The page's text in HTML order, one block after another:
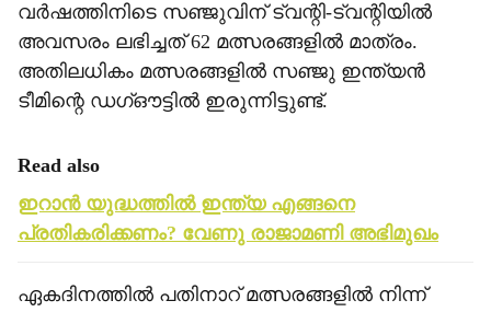
വര്‍ഷത്തിനിടെ സഞ്ജുവിന് ട്വന്റി-ട്വന്റിയില്‍
അവസരം ലഭിച്ചത് 62 മത്സരങ്ങളില്‍ മാത്രം.
അതിലധികം മത്സരങ്ങളില്‍ സഞ്ജു ഇന്ത്യന്‍
ടീമിന്റെ ഡഗ്ഔട്ടില്‍ ഇരുന്നിട്ടുണ്ട്.
Read also
ഇറാന്‍ യുദ്ധത്തില്‍ ഇന്ത്യ എങ്ങനെ
പ്രതികരിക്കണം? വേണു രാജാമണി അഭിമുഖം
ഏകദിനത്തില്‍ പതിനാറ് മത്സരങ്ങളില്‍ നിന്ന്